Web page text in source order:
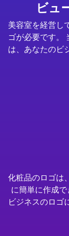
ビュ
美容室を経営し
ゴが必要です。
は、あなたのビ
化粧品のロゴは
に簡単に作成
ビジネスのロゴ